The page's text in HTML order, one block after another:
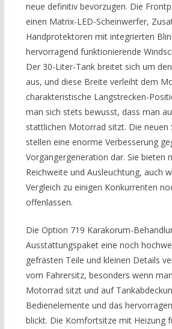
neue definitiv bevorzugen. Die
einen Matrix-LED-Scheinwerfer,
Handprotektoren mit integrierten
hervorragend funktionierende
Der 30-Liter-Tank breitet sich um
aus, und diese Breite verleiht dem
charakteristische Langstrecken-
man sich stets bewusst, dass man
stattlichen Motorrad sitzt. Die neuen
stellen eine enorme Verbesserung
Vorgängergeneration dar. Sie bieten
Reichweite und Ausleuchtung, auch
Vergleich zu einigen Konkurrenten
offenlassen.
Die Option 719 Karakorum-
Ausstattungspaket eine noch
gefrästen Teile und kleinen Details
vom Fahrersitz, besonders wenn
Motorrad sitzt und auf
Bedienelemente und das
blickt. Die Komfortsitze mit Heizung